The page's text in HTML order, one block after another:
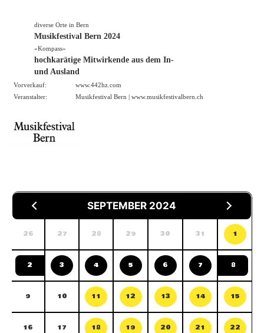
diverse Orte in Bern
Musikfestival Bern 2024
«Kompass»
hochkarätige Mitwirkende aus dem In-
und Ausland
Vorverkauf:
www.442hz.com
Veranstalter:
Musikfestival Bern | www.musikfestivalbern.ch
SEPTEMBER 2024
26 27 28 29 30 31 1
2 3 4 5 6 7 8
9 10 11 12 13 14 15
16 17 18 19 20 21 22